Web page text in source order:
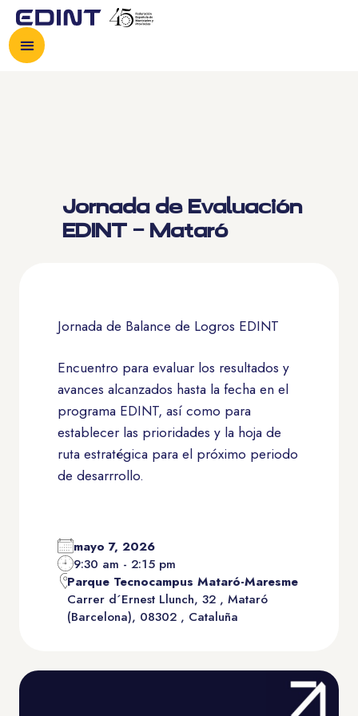
Jornada de Evaluación
EDINT – Mataró
Jornada de Balance de Logros EDINT
Encuentro para evaluar los resultados y
avances alcanzados hasta la fecha en el
programa EDINT, así como para
establecer las prioridades y la hoja de
ruta estratégica para el próximo periodo
de desarrrollo.
mayo 7, 2026
9:30 am - 2:15 pm
Parque Tecnocampus Mataró-Maresme
Carrer d´Ernest Llunch, 32 , Mataró
(Barcelona), 08302 , Cataluña